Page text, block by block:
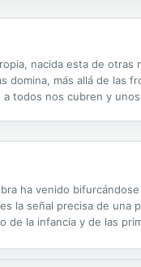
nacida esta de
domina, más allá de las
todos nos cubren y
ha venido
la señal precisa de una
la infancia y de las